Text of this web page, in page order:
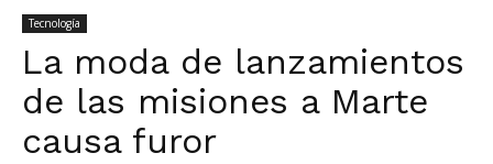
Noticias
Tecnología
La moda de lanzamientos
de las misiones a Marte
causa furor